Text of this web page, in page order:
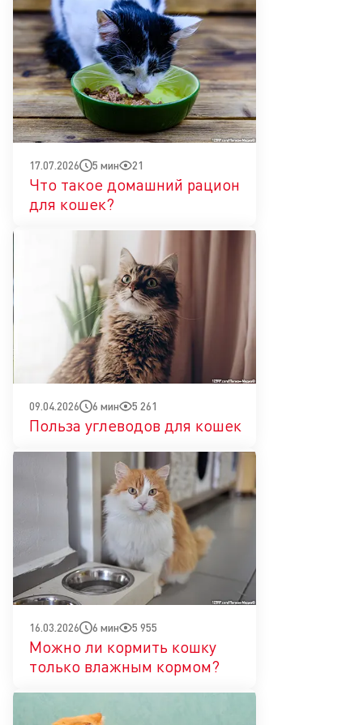
17.07.2026 5 мин 21
Что такое домашний рацион
для кошек?
09.04.2026 6 мин 5 261
Польза углеводов для кошек
16.03.2026 6 мин 5 955
Можно ли кормить кошку
только влажным кормом?